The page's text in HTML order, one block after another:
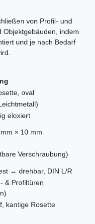
von Profil- und
Objektgebäuden, indem
und je nach Bedarf
oval
eloxiert
× 10 mm
Verschraubung)
↔ drehbar, DIN L/R
& Profiltüren
kantige Rosette